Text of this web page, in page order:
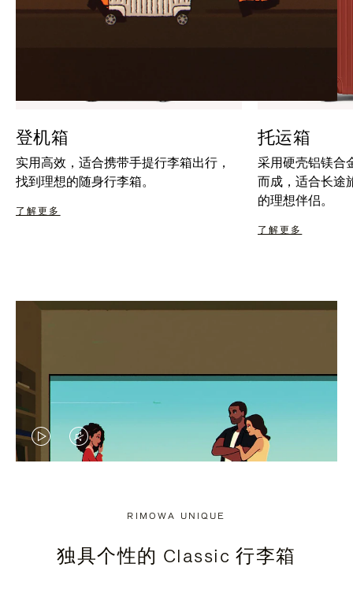
静
登机箱
实用高效，适合携带手提行李箱出行，
找到理想的随身行李箱。
了解更多
托运箱
采用硬壳铝镁合
而成，适合长途
的理想伴侣。
了解更多
视
停，
视
音，
RIMOWA UNIQUE
独具个性的 Classic 行李箱